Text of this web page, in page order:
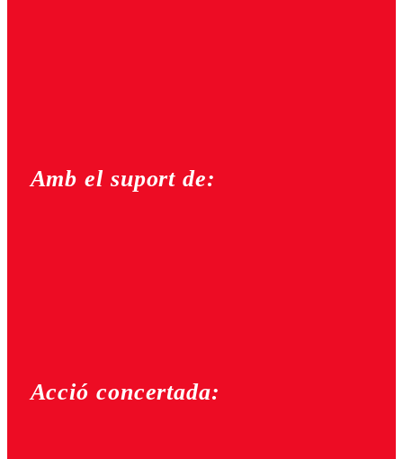
Amb el suport de:
Acció concertada: